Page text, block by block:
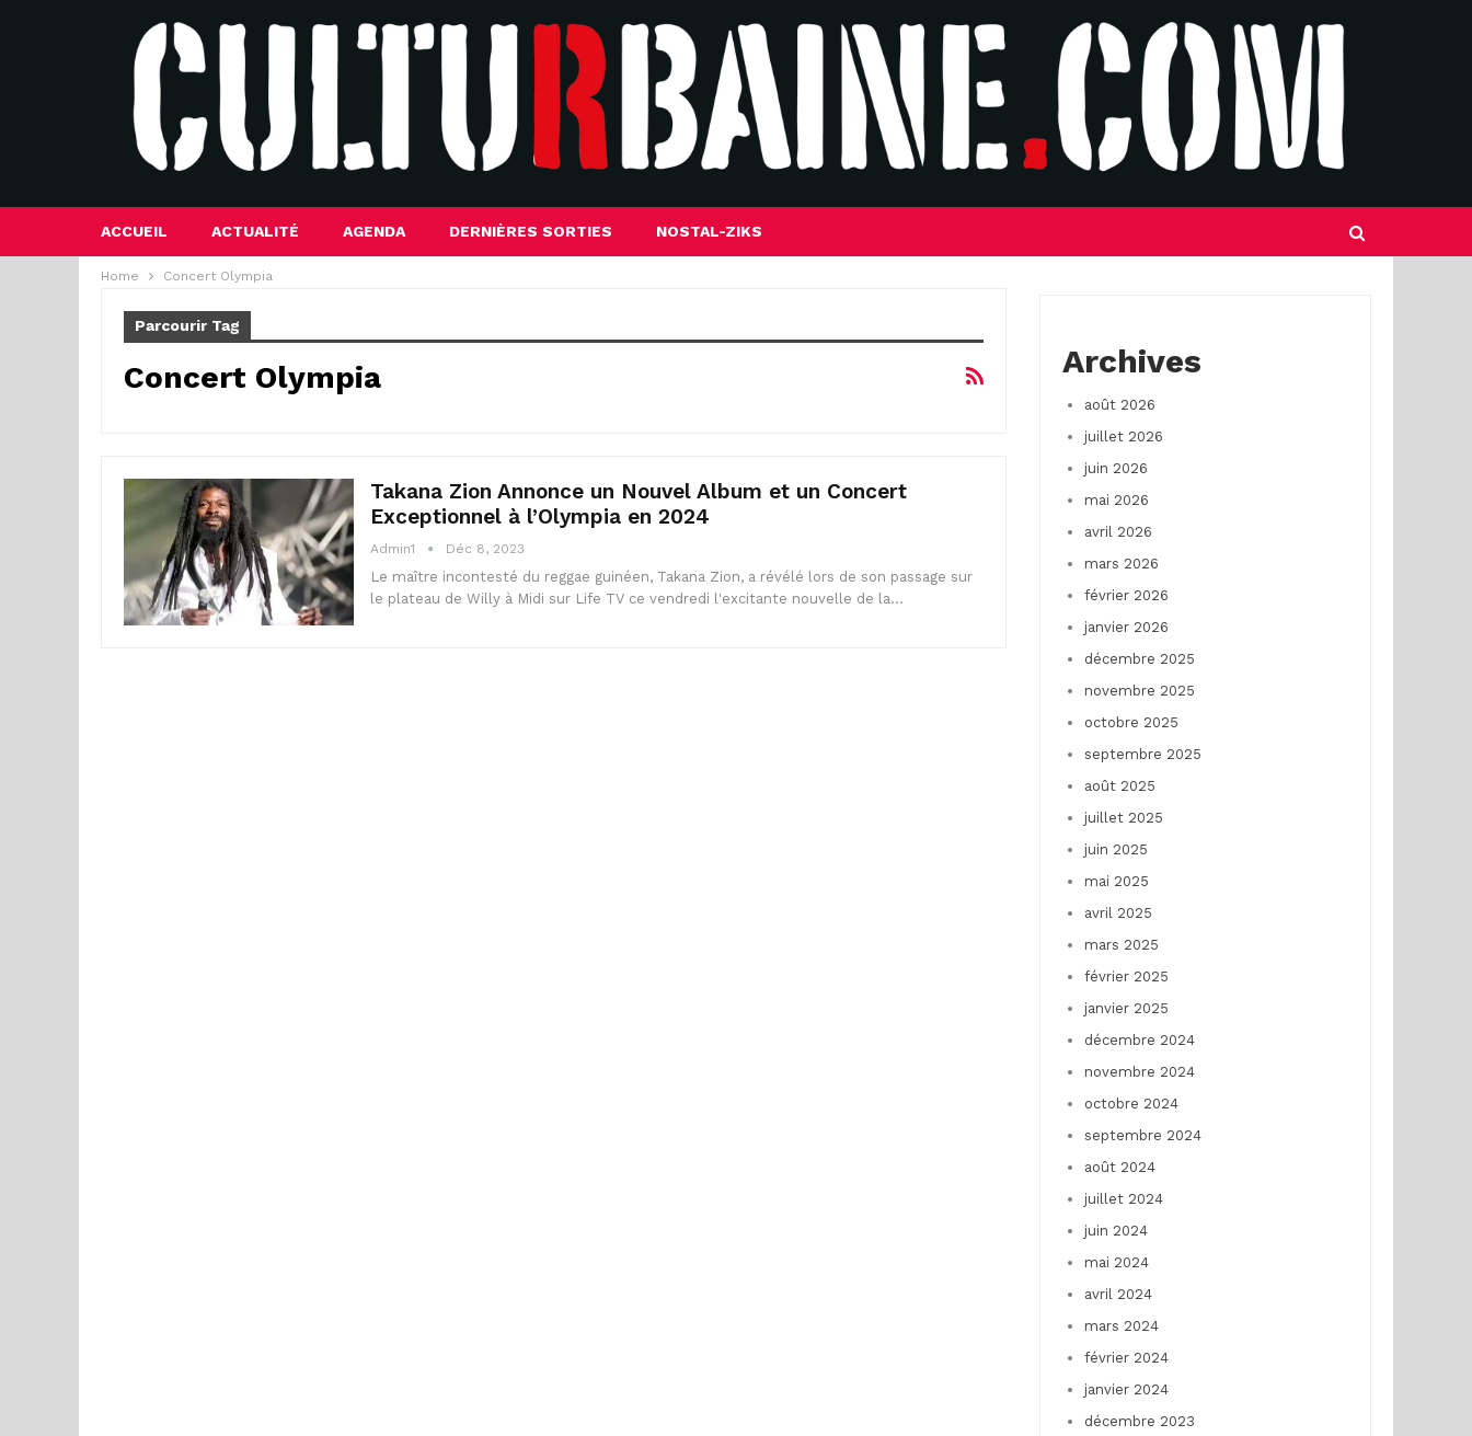
ACCUEIL ACTUALITÉ AGENDA DERNIÈRES SORTIES NOSTAL-ZIKS
Home Concert Olympia
Parcourir Tag
Concert Olympia
Takana Zion Annonce un Nouvel Album et un Concert
Exceptionnel à l’Olympia en 2024
Admin1 Déc 8, 2023
Le maître incontesté du reggae guinéen, Takana Zion, a révélé lors de son passage sur
le plateau de Willy à Midi sur Life TV ce vendredi l'excitante nouvelle de la…
Archives
août 2026
juillet 2026
juin 2026
mai 2026
avril 2026
mars 2026
février 2026
janvier 2026
décembre 2025
novembre 2025
octobre 2025
septembre 2025
août 2025
juillet 2025
juin 2025
mai 2025
avril 2025
mars 2025
février 2025
janvier 2025
décembre 2024
novembre 2024
octobre 2024
septembre 2024
août 2024
juillet 2024
juin 2024
mai 2024
avril 2024
mars 2024
février 2024
janvier 2024
décembre 2023